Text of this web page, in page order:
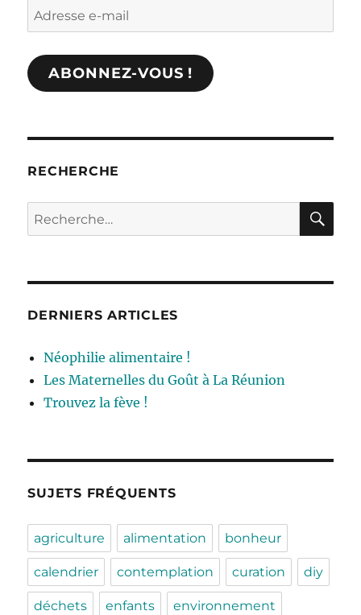
Adresse
e-
mail
ABONNEZ-VOUS !
RECHERCHE
Recherche
pour :
DERNIERS ARTICLES
Néophilie alimentaire !
Les Maternelles du Goût à La Réunion
Trouvez la fève !
SUJETS FRÉQUENTS
agriculture alimentation bonheur
calendrier contemplation curation diy
déchets enfants environnement